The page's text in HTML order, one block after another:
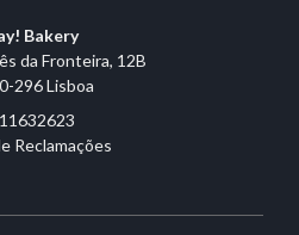
Bakery
da Fronteira, 12B
296 Lisboa
Reclamações